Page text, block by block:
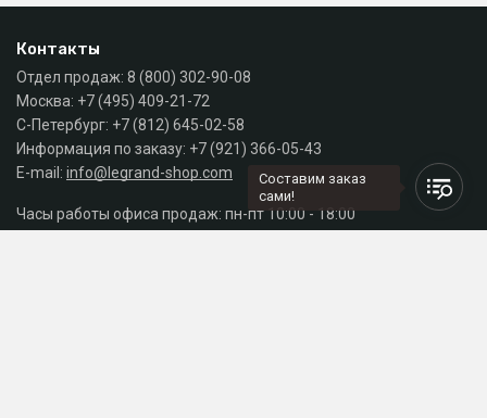
Контакты
Отдел продаж: 8 (800) 302-90-08
Москва: +7 (495) 409-21-72
С-Петербург: +7 (812) 645-02-58
Информация по заказу: +7 (921) 366-05-43
E-mail: info@legrand-shop.com
Часы работы офиса продаж: пн-пт 10:00 - 18:00
Составим заказ
сами!